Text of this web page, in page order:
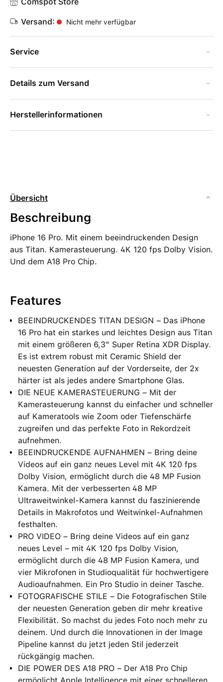
Versand: Nicht mehr verfügbar
Service
Details zum Versand
Herstellerinformationen
Übersicht
Beschreibung
iPhone 16 Pro. Mit einem beeindruckenden Design
aus Titan. Kamerasteuerung. 4K 120 fps Dolby Vision.
Und dem A18 Pro Chip.
Features
BEEINDRUCKENDES TITAN DESIGN – Das iPhone
16 Pro hat ein starkes und leichtes Design aus Titan
mit einem größeren 6,3" Super Retina XDR Display.
Es ist extrem robust mit Ceramic Shield der
neuesten Generation auf der Vorderseite, der 2x
härter ist als jedes andere Smartphone Glas.
DIE NEUE KAMERASTEUERUNG – Mit der
Kamerasteuerung kannst du einfacher und schneller
auf Kameratools wie Zoom oder Tiefenschärfe
zugreifen und das perfekte Foto in Rekordzeit
aufnehmen.
BEEINDRUCKENDE AUFNAHMEN – Bring deine
Videos auf ein ganz neues Level mit 4K 120 fps
Dolby Vision, ermöglicht durch die 48 MP Fusion
Kamera. Mit der verbesserten 48 MP
Ultraweitwinkel-Kamera kannst du faszinierende
Details in Makrofotos und Weitwinkel-Aufnahmen
festhalten.
PRO VIDEO – Bring deine Videos auf ein ganz
neues Level – mit 4K 120 fps Dolby Vision,
ermöglicht durch die 48 MP Fusion Kamera, und
vier Mikrofonen in Studioqualität für hochwertigere
Audioaufnahmen. Ein Pro Studio in deiner Tasche.
FOTOGRAFISCHE STILE – Die Fotografischen Stile
der neuesten Generation geben dir mehr kreative
Flexibilität. So machst du jedes Foto noch mehr zu
deinem. Und durch die Innovationen in der Image
Pipeline kannst du jetzt jeden Stil jederzeit
rückgängig machen.
DIE POWER DES A18 PRO – Der A18 Pro Chip